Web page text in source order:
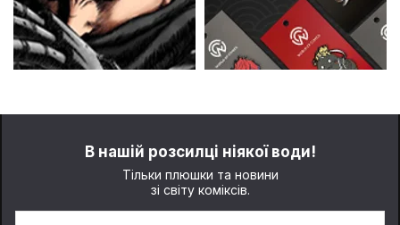
В нашій розсилці ніякої води!
Тільки плюшки та новини
зі світу коміксів.